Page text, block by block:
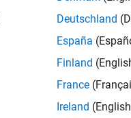
Deutschland
España
Finland
France
Ireland